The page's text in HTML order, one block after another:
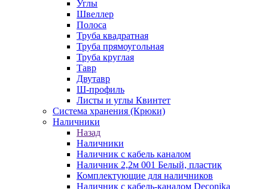
Углы
Швеллер
Полоса
Труба квадратная
Труба прямоугольная
Труба круглая
Тавр
Двутавр
Ш-профиль
Листы и углы Квинтет
Система хранения (Крюки)
Наличники
Назад
Наличники
Наличник с кабель каналом
Наличник 2,2м 001 Белый, пластик
Комплектующие для наличников
Наличник с кабель-каналом Deconika